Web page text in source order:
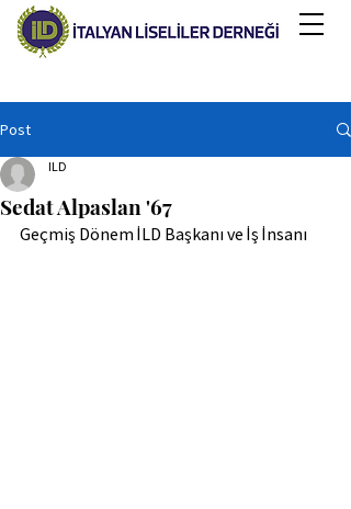
Post
Sedat Alpaslan '67
ILD
Geçmiş Dönem İLD Başkanı ve İş İnsanı